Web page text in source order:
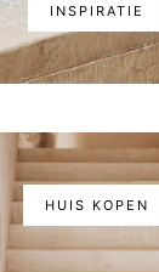
INSPIRATIE
HUIS KOPEN